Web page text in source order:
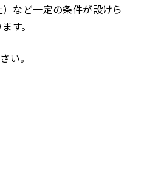
など一定の条件が設けら
す。
い。